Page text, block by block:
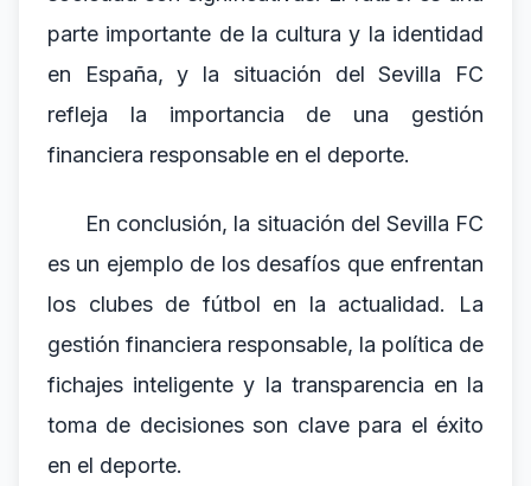
parte importante de la cultura y la identidad
en España, y la situación del Sevilla FC
refleja la importancia de una gestión
financiera responsable en el deporte.
En conclusión, la situación del Sevilla FC
es un ejemplo de los desafíos que enfrentan
los clubes de fútbol en la actualidad. La
gestión financiera responsable, la política de
fichajes inteligente y la transparencia en la
toma de decisiones son clave para el éxito
en el deporte.